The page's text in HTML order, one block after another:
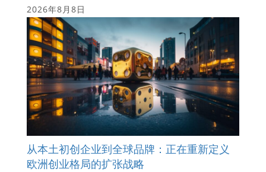
2026年8月8日
从本土初创企业到全球品牌：正在重新定义
欧洲创业格局的扩张战略